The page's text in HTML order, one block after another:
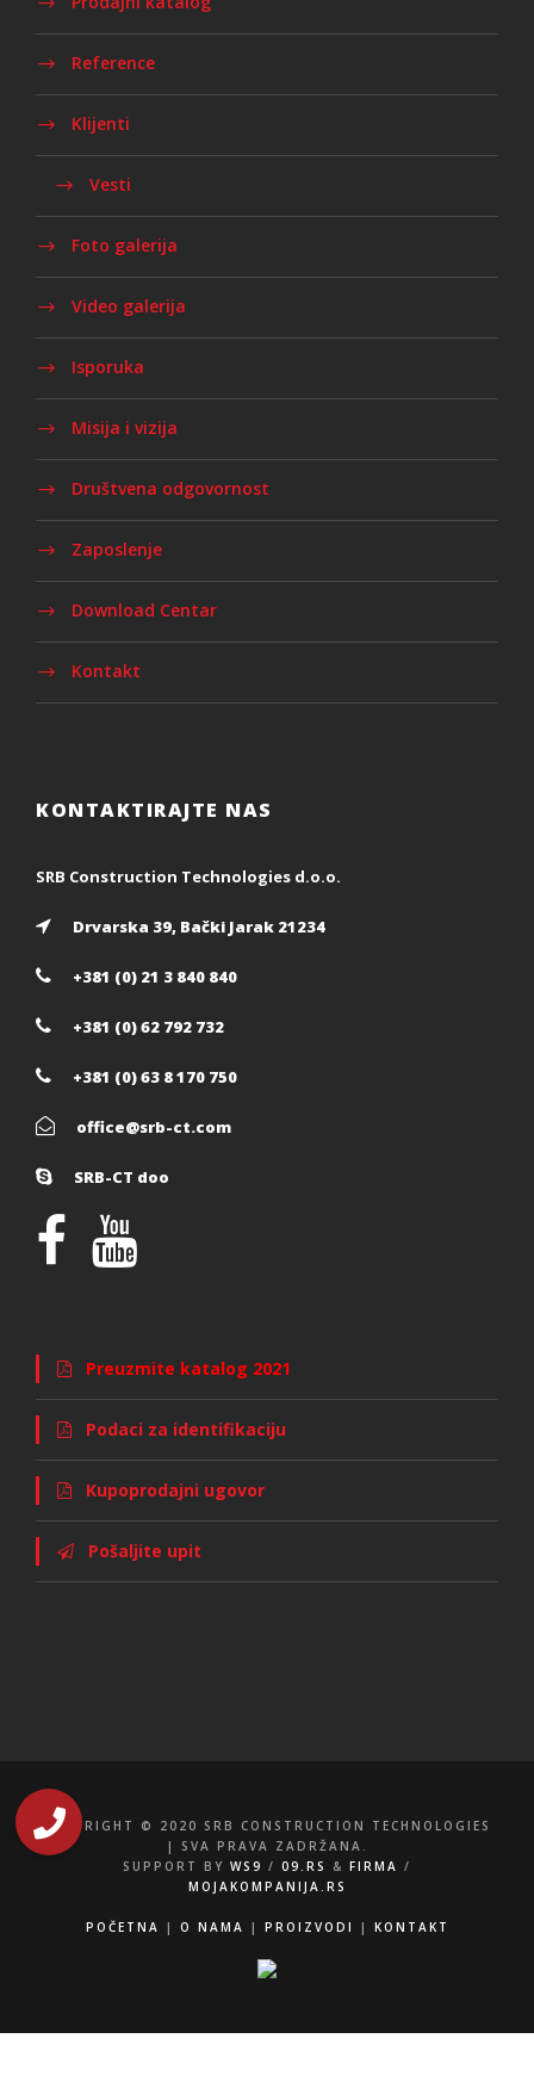
Reference
Klijenti
Vesti
Foto galerija
Video galerija
Isporuka
Misija i vizija
Društvena odgovornost
Zaposlenje
Download Centar
Kontakt
KONTAKTIRAJTE NAS
SRB Construction Technologies d.o.o.
Drvarska 39, Bački Jarak 21234
+381 (0) 21 3 840 840
+381 (0) 62 792 732
+381 (0) 63 8 170 750
office@srb-ct.com
SRB-CT doo
Preuzmite katalog 2021
Podaci za identifikaciju
Kupoprodajni ugovor
Pošaljite upit
COPYRIGHT © 2020 SRB CONSTRUCTION TECHNOLOGIES
| SVA PRAVA ZADRŽANA.
SUPPORT BY WS9 / 09.RS & FIRMA /
MOJAKOMPANIJA.RS
POČETNA | O NAMA | PROIZVODI | KONTAKT